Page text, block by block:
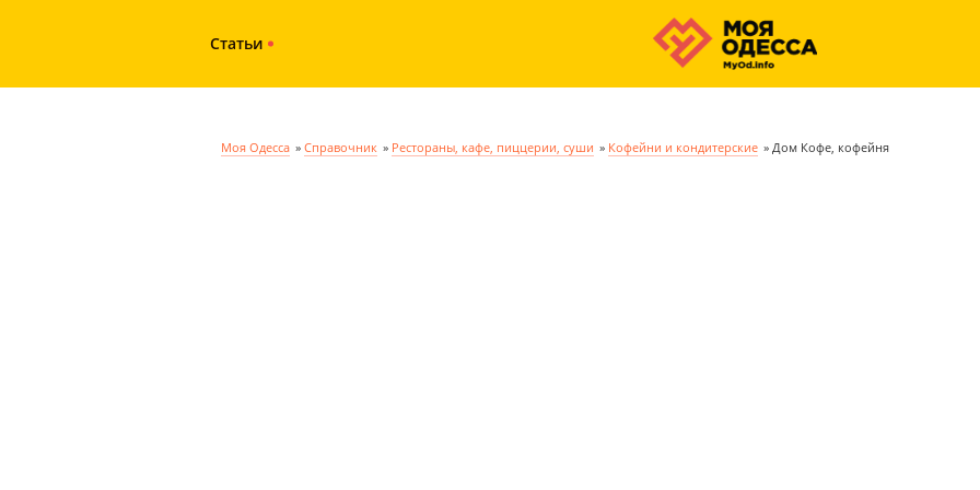
Статьи
Моя Одесса » Справочник » Рестораны, кафе, пиццерии, суши » Кофейни и кондитерские » Дом Кофе, кофейня